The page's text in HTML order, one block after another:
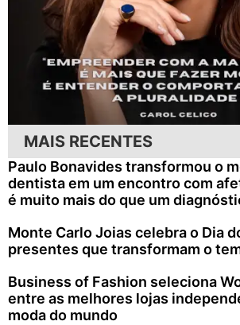
MAIS RECENTES
Paulo Bonavides transformou o
dentista em um encontro com
é muito mais do que um
Monte Carlo Joias celebra o Dia
presentes que transformam o
Business of Fashion seleciona
entre as melhores lojas
moda do mundo